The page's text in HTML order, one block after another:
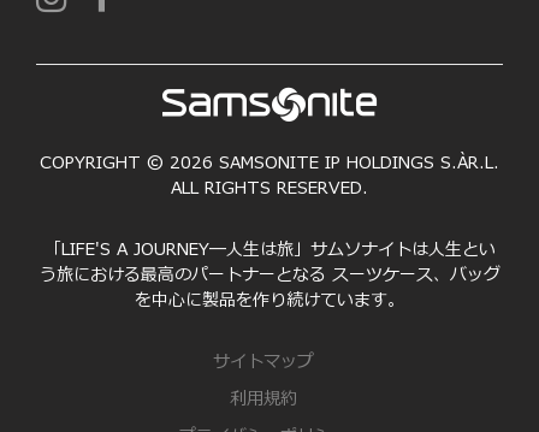
COPYRIGHT © 2026 SAMSONITE IP HOLDINGS S.ÀR.L.
ALL RIGHTS RESERVED.
「LIFE'S A JOURNEY―人生は旅」サムソナイトは人生とい
う旅における最高のパートナーとなる スーツケース、バッグ
を中心に製品を作り続けています。
サイトマップ
利用規約